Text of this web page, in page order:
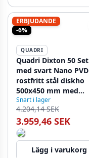
ERBJUDANDE
-6%
QUADRI
Quadri Dixton 50 Set
med svart Nano PVD
rostfritt stål diskho
500x450 mm med
kranhål och Coventry
svart köksblandare
Snart i lager
4.204,14 SEK
3.959,46 SEK
Lägg i varukorg